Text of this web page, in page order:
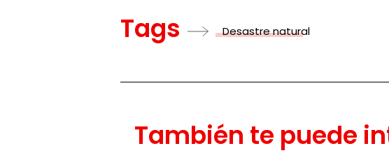
Tags Desastre natural
También te puede